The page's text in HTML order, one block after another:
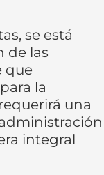
se está
de las
que
la
una
integral